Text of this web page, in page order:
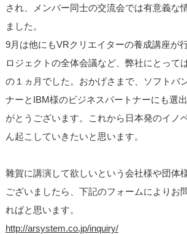
され、メンバー同士の交流会では有意義な
ました。
9月は他にもVRクリエイターの養成講座が
ロジェクトの全体会議など、弊社にとって
の１ヵ月でした。おかげさまで、ソフトバ
ナーとIBM様のビジネスパートナーにも選
がとうございます。これから日本発のイノ
ん起こしていきたいと思います。
雜賀に講演して欲しいという会社様や団体
ございましたら、下記のフォームによりお
ればと思います。
http://arsystem.co.jp/inquiry/